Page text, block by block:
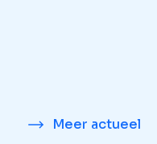
Meer actueel